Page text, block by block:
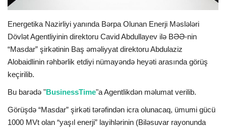
ANALİTİKA
Multimedia
Energetika Nazirliyi yanında Bərpa Olunan Enerji Məslələri
Dövlət Agentliyinin direktoru Cavid Abdullayev ilə BƏƏ-nin
“Masdar” şirkətinin Baş əməliyyat direktoru Abdulaziz
Alobaidlinin rəhbərlik etdiyi nümayəndə heyəti arasında görüş
keçirilib.
Bu barədə "BusinessTime"a Agentlikdən məlumat verilib.
Görüşdə “Masdar” şirkəti tərəfindən icra olunacaq, ümumi gücü
1000 MVt olan “yaşıl enerji” layihlərinin (Biləsuvar rayonunda